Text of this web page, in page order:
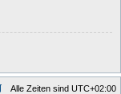
Alle Zeiten sind UTC+02:00